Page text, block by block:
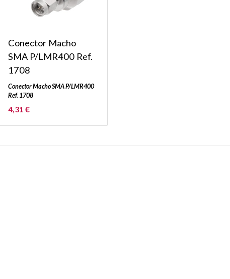
Conector Macho
SMA P/LMR400 Ref.
1708
Conector Macho SMA P/LMR400
Ref. 1708
4,31 €